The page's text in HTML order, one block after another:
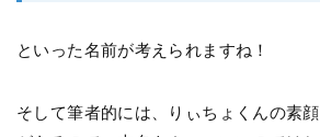
といった名前が考えられますね！
そして筆者的には、りぃちょくんの素